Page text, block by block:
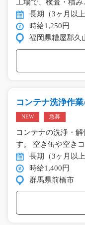
工場で、検査・積
長期（3ヶ月以上
時給1,250円
福岡県糟屋郡久
コンテナ洗浄作
NEW 急募
コンテナの洗浄・
す。 空き缶や空き
長期（3ヶ月以上
時給1,400円
群馬県前橋市